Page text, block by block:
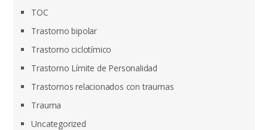
TOC
Trastorno bipolar
Trastorno ciclotímico
Trastorno Límite de Personalidad
Trastornos relacionados con traumas
Trauma
Uncategorized